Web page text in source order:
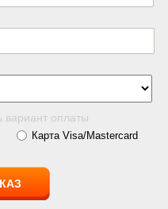
оплаты
Карта Visa/Mastercard